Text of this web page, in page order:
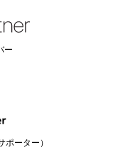
ー
ーター）